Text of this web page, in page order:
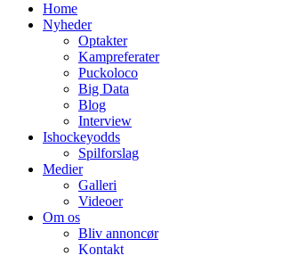
Home
Nyheder
Optakter
Kampreferater
Puckoloco
Big Data
Blog
Interview
Ishockeyodds
Spilforslag
Medier
Galleri
Videoer
Om os
Bliv annoncør
Kontakt